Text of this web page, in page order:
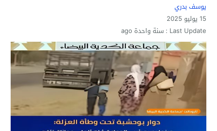
يوسف بدري
15 يوليو 2025
Last Update : سنة واحدة ago